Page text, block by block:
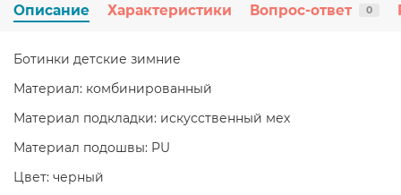
Описание Характеристики Вопрос-ответ 0
Ботинки детские зимние
Материал: комбинированный
Материал подкладки: искусственный мех
Материал подошвы: PU
Цвет: черный